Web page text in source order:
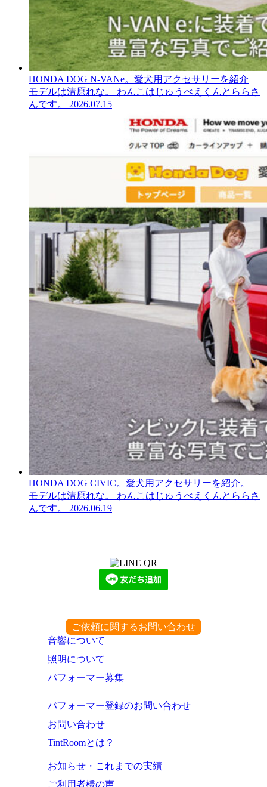
HONDA DOG N-VANe。愛犬用アクセサリーを紹介
モデルは清原れな。 わんこはじゅうべえくんとららさ
んです。
2026.07.15
HONDA DOG CIVIC。愛犬用アクセサリーを紹介。
モデルは清原れな。 わんこはじゅうべえくんとららさ
んです。
2026.06.19
ご依頼に関するお問い合わせ
音響について
照明について
パフォーマー募集
パフォーマー登録のお問い合わせ
お問い合わせ
TintRoomとは？
お知らせ・これまでの実績
ご利用者様の声